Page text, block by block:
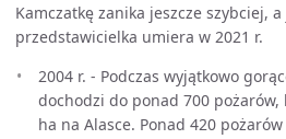
Kamczatkę zanika jeszcze szybciej,
przedstawicielka umiera w 2021 r.
2004 r. - Podczas wyjątkowo
dochodzi do ponad 700
ha na Alasce. Ponad 420